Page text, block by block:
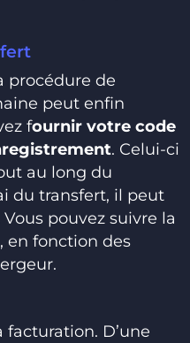
procédure de
peut enfin
fournir votre code
. Celui-ci
au long du
du transfert, il peut
Vous pouvez suivre la
en fonction des
facturation. D’une